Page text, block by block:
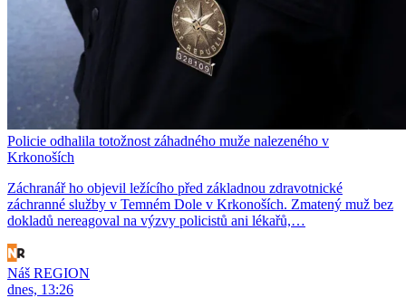
Policie odhalila totožnost záhadného muže nalezeného v
Krkonoších
Záchranář ho objevil ležícího před základnou zdravotnické
záchranné služby v Temném Dole v Krkonoších. Zmatený muž bez
dokladů nereagoval na výzvy policistů ani lékařů,…
Náš REGION
dnes, 13:26